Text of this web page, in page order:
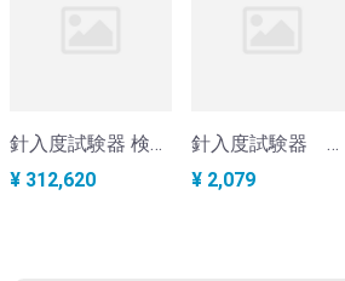
針入度試験器 検定付き KA-1-B
¥ 312,620
針入度試験器 試料容器 φ55×35mm KA-1a
¥ 2,079